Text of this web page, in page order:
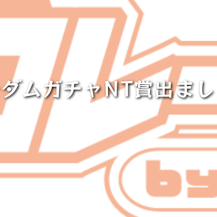
ムガチャNT賞出ま